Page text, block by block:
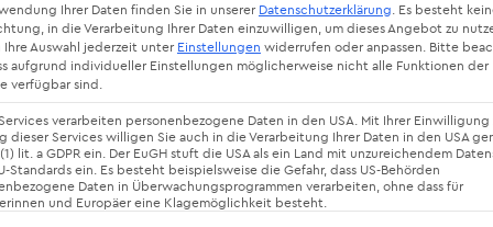
Trends. Mahir ist nicht nur Teil des factro
mit seinen factro Skills auch in unserem
Blog berichtet er über die neuesten
teilt hilfreiche Best Practices für den operativen
Projektmanagement- & Collaboration-
und virtuelle Zusammenarbeit.
Ihrer Daten finden Sie in unserer Datenschutzerklärung. Es besteht
in die Verarbeitung Ihrer Daten einzuwilligen, um dieses Angebot zu
Ihre Auswahl jederzeit unter Einstellungen widerrufen oder anpassen. Bitte
aufgrund individueller Einstellungen möglicherweise nicht alle Funktionen der
verfügbar sind.
verarbeiten personenbezogene Daten in den USA. Mit Ihrer Einwilligung
dieser Services willigen Sie auch in die Verarbeitung Ihrer Daten in den USA
lit. a GDPR ein. Der EuGH stuft die USA als ein Land mit unzureichendem
Standards ein. Es besteht beispielsweise die Gefahr, dass US-Behörden
Daten in Überwachungsprogrammen verarbeiten, ohne dass für
und Europäer eine Klagemöglichkeit besteht.